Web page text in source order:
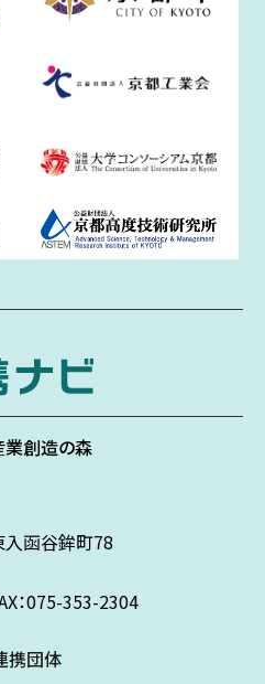
業創造の森
入函谷鉾町78
：075-353-2304
携団体